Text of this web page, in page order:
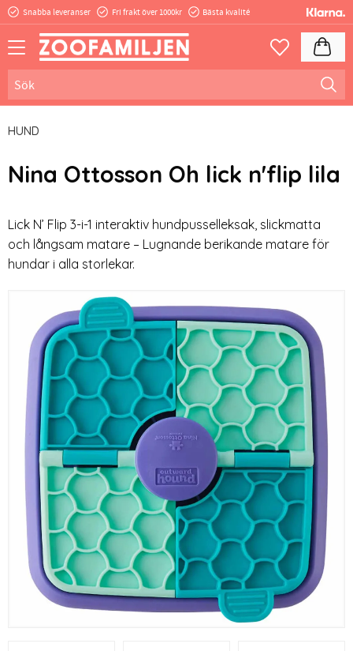
Snabba leveranser Fri frakt över 1000kr Bästa kvalité
Favoriter
HUND
Nina Ottosson Oh lick n'flip lila
Lick N’ Flip 3-i-1 interaktiv hundpusselleksak, slickmatta
och långsam matare – Lugnande berikande matare för
hundar i alla storlekar.